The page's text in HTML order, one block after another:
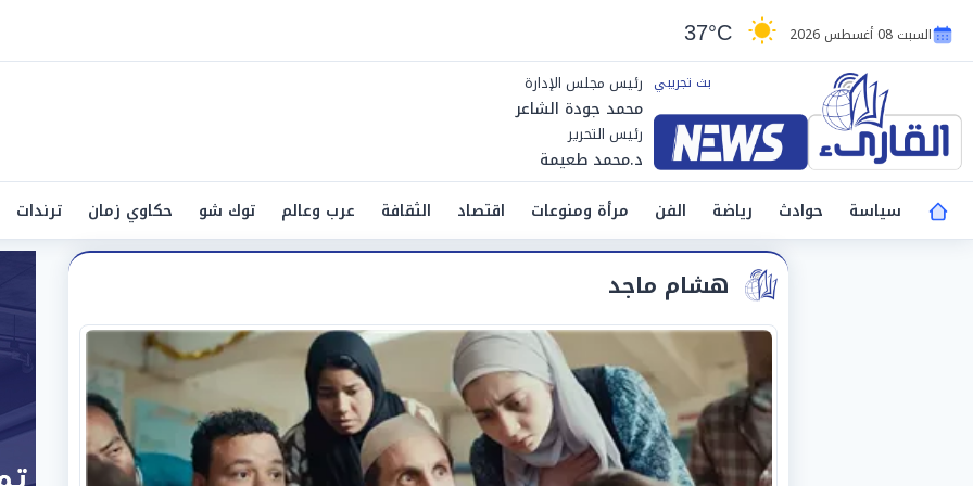
السبت 08 أغسطس 2026 37°C
رئيس مجلس الإدارة
محمد جودة الشاعر
رئيس التحرير
د.محمد طعيمة
سياسة
حوادث رياضة الفن مرأة ومنوعات اقتصاد الثقافة عرب وعالم توك شو حكاوي زمان ترندات
هشام ماجد